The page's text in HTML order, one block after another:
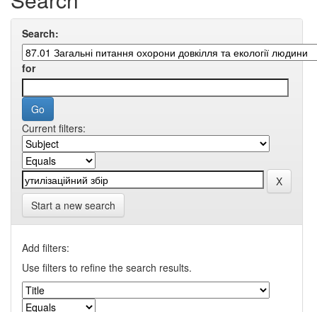
Search:
for
Current filters:
Start a new search
Add filters:
Use filters to refine the search results.